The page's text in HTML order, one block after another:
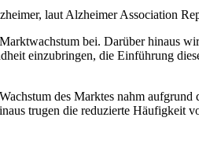
laut Alzheimer Association
bei. Darüber hinaus
einzubringen, die Einführung
des Marktes nahm aufgrund
trugen die reduzierte Häufigkeit